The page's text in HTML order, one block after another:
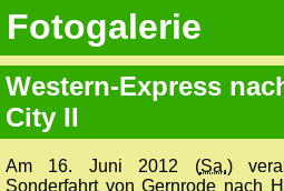
Fotogalerie
Western-Express
City II
Am 16. Juni 2012 (Sa.)
Sonderfahrt von Gernrode nach